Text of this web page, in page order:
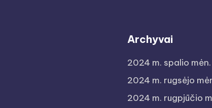
Archyvai
2024 m. spalio mėn.
2024 m. rugsėjo
2024 m. rugpjūčio